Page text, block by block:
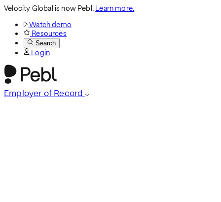
Velocity Global is now Pebl.Learn more.
Watch demo
Resources
Search
Login
Employer of Record